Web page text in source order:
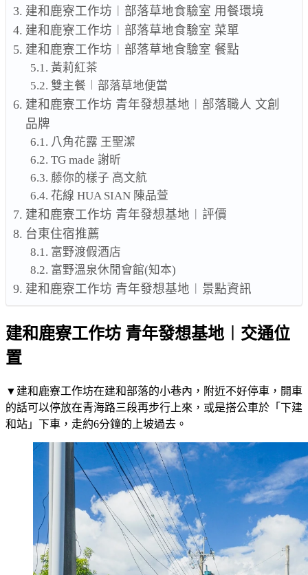
建和鹿寮工作坊︱部落草地食驗室 用餐環境
建和鹿寮工作坊︱部落草地食驗室 菜單
建和鹿寮工作坊︱部落草地食驗室 餐點
黃莉紅茶
雙主餐︱部落草地便當
建和鹿寮工作坊 青年發想基地︱部落職人 文創
品牌
八角花露 王聖潔
TG made 謝昕
藤你的樣子 高文航
花線 HUA SIAN 陳品萱
建和鹿寮工作坊 青年發想基地︱評價
台東住宿推薦
富野渡假酒店
富野溫泉休閒會館(知本)
建和鹿寮工作坊 青年發想基地︱景點資訊
建和鹿寮工作坊 青年發想基地︱交通位
置
▼建和鹿寮工作坊在建和部落的小巷內，附近不好停車，開車
的話可以停放在青海路三段再步行上來，或是搭公車於「下建
和站」下車，走約6分鐘的上坡過去。